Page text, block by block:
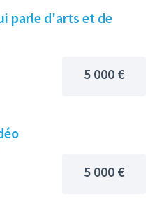
parle d'arts et de
5 000 €
5 000 €